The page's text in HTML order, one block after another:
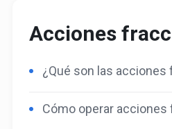
Acciones
¿Qué son las acciones
Cómo operar